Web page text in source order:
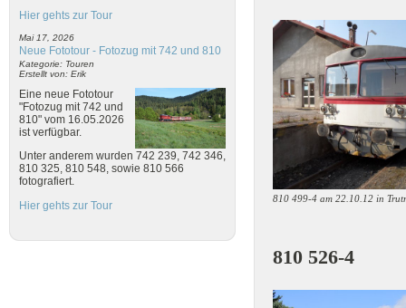
Hier gehts zur Tour
Mai 17, 2026
Neue Fototour - Fotozug mit 742 und 810
Kategorie: Touren
Erstellt von: Erik
Eine neue Fototour
"Fotozug mit 742 und
810" vom 16.05.2026
ist verfügbar.
Unter anderem wurden 742 239, 742 346,
810 325, 810 548, sowie 810 566
fotografiert.
Hier gehts zur Tour
810 499-4 am 22.10.12 in
810 526-4